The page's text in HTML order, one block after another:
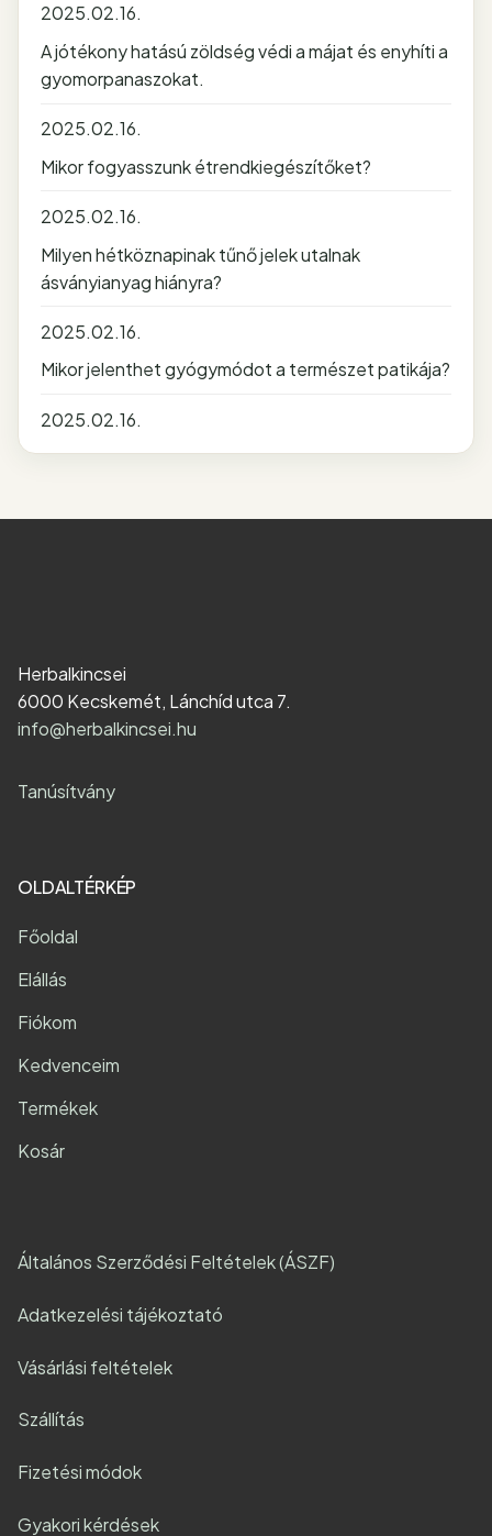
2025.02.16.
A jótékony hatású zöldség védi a májat és enyhíti a
gyomorpanaszokat.
2025.02.16.
Mikor fogyasszunk étrendkiegészítőket?
2025.02.16.
Milyen hétköznapinak tűnő jelek utalnak
ásványianyag hiányra?
2025.02.16.
Mikor jelenthet gyógymódot a természet patikája?
2025.02.16.
Herbalkincsei
6000 Kecskemét, Lánchíd utca 7.
info@herbalkincsei.hu
Tanúsítvány
OLDALTÉRKÉP
Főoldal
Elállás
Fiókom
Kedvenceim
Termékek
Kosár
Általános Szerződési Feltételek (ÁSZF)
Adatkezelési tájékoztató
Vásárlási feltételek
Szállítás
Fizetési módok
Gyakori kérdések